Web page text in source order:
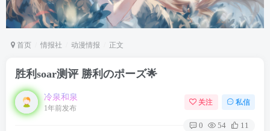
首页 情报社 动漫情报 正文
胜利soar测评 勝利のポーズ🌟
冷泉和泉
1年前发布
关注 私信
0 54 11